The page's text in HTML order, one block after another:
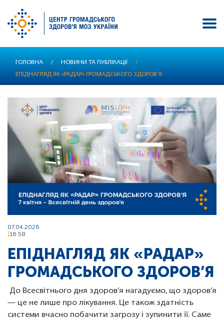
основного
ГОЛОВНА / НОВИНИ ТА ПУБЛІКАЦІЇ
/
ЕПІДНАГЛЯД ЯК «РАДАР» ГРОМАДСЬКОГО ЗДОРОВ’Я
07.04.2026
16:58
ЕПІДНАГЛЯД ЯК «РАДАР»
ГРОМАДСЬКОГО ЗДОРОВ’Я
До Всесвітнього дня здоров’я нагадуємо, що здоров’я
— це не лише про лікування. Це також здатність
системи вчасно побачити загрозу і зупинити її. Саме